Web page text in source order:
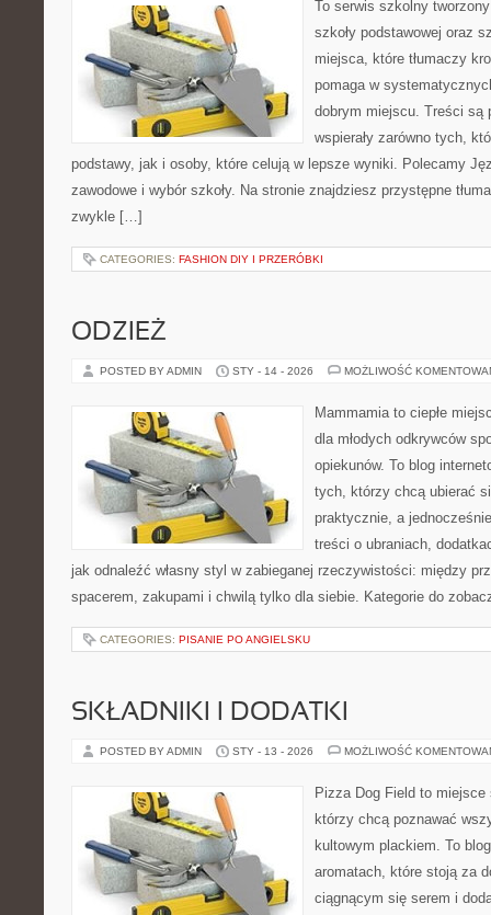
To serwis szkolny
szkoły podstawowej oraz
miejsca, które tłumaczy
pomaga w
dobrym miejscu. Treści są
wspierały zarówno tych,
podstawy, jak i osoby, które celują w lepsze wyniki. Polecamy
zawodowe i wybór szkoły. Na stronie znajdziesz przystępne
zwykle […]
CATEGORIES: FASHION DIY I PRZERÓBKI
ODZIEŻ
POSTED BY ADMIN STY - 14 - 2026 MOŻLIWOŚĆ
Mammamia to ciepłe
dla młodych odkrywców
opiekunów. To blog
tych, którzy chcą ubierać
praktycznie, a
treści o ubraniach,
jak odnaleźć własny styl w zabieganej rzeczywistości: między
spacerem, zakupami i chwilą tylko dla siebie. Kategorie do
CATEGORIES: PISANIE PO ANGIELSKU
SKŁADNIKI I DODATKI
POSTED BY ADMIN STY - 13 - 2026 MOŻLIWOŚĆ
Pizza Dog Field to
którzy chcą poznawać
kultowym plackiem. To
aromatach, które stoją za
ciągnącym się serem i